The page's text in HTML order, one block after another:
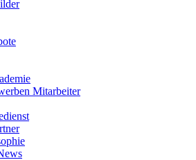
Mitarbeiter